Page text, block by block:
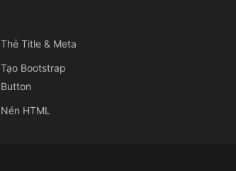
Thẻ Title & Meta
Tạo Bootstrap
Button
Nén HTML